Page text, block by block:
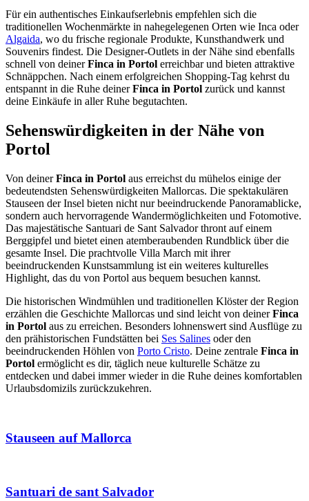
Für ein authentisches Einkaufserlebnis empfehlen sich die
traditionellen Wochenmärkte in nahegelegenen Orten wie Inca oder
Algaida, wo du frische regionale Produkte, Kunsthandwerk und
Souvenirs findest. Die Designer-Outlets in der Nähe sind ebenfalls
schnell von deinerFinca in Portol erreichbar und bieten attraktive
Schnäppchen. Nach einem erfolgreichen Shopping-Tag kehrst du
entspannt in die Ruhe deinerFinca in Portol zurück und kannst
deine Einkäufe in aller Ruhe begutachten.
Sehenswürdigkeiten in der Nähe von
Portol
Von deinerFinca in Portol aus erreichst du mühelos einige der
bedeutendsten Sehenswürdigkeiten Mallorcas. Die spektakulären
Stauseen der Insel bieten nicht nur beeindruckende Panoramablicke,
sondern auch hervorragende Wandermöglichkeiten und Fotomotive.
Das majestätische Santuari de Sant Salvador thront auf einem
Berggipfel und bietet einen atemberaubenden Rundblick über die
gesamte Insel. Die prachtvolle Villa March mit ihrer
beeindruckenden Kunstsammlung ist ein weiteres kulturelles
Highlight, das du von Portol aus bequem besuchen kannst.
Die historischen Windmühlen und traditionellen Klöster der Region
erzählen die Geschichte Mallorcas und sind leicht von deinerFinca
in Portol aus zu erreichen. Besonders lohnenswert sind Ausflüge zu
den prähistorischen Fundstätten bei Ses Salines oder den
beeindruckenden Höhlen von Porto Cristo. Deine zentrale Finca in
Portol ermöglicht es dir, täglich neue kulturelle Schätze zu
entdecken und dabei immer wieder in die Ruhe deines komfortablen
Urlaubsdomizils zurückzukehren.
Stauseen auf Mallorca
Santuari de sant Salvador